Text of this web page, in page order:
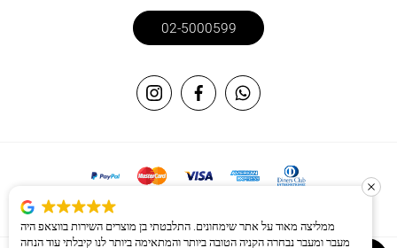
02-5000599
ממליצה מאוד על אתר שימחונים. התלבטתי בן מוצרים השירות בווצאפ היה
מעבר ומעבר נבחרה הקניה הטובה ביותר והמתאימה ביותר לנו קיבלתי עוד הנחה